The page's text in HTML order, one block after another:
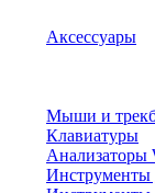
Аксессуары
Мыши и
Клавиатуры
Анализаторы
Инструменты